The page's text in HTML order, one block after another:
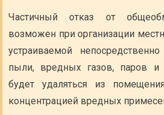
Частичный отказ от
возможен при организации
устраиваемой
пыли, вредных газов, паров и
будет удаляться из
концентрацией вредных